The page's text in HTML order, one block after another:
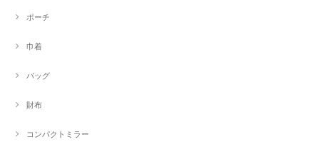
ポーチ
巾着
バッグ
財布
コンパクトミラー